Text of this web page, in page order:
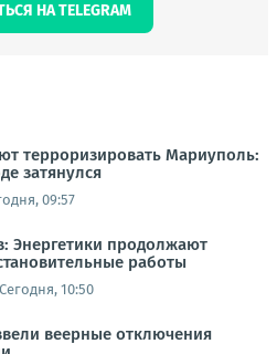
НА TELEGRAM
терроризировать Мариуполь:
затянулся
09:57
Энергетики продолжают
работы
Сегодня, 10:50
веерные отключения